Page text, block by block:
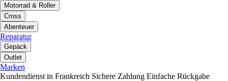
Motorrad & Roller
Cross
Abenteuer
Reparatur
Gepäck
Outlet
Marken
Kundendienst in Frankreich Sichere Zahlung Einfache Rückgabe